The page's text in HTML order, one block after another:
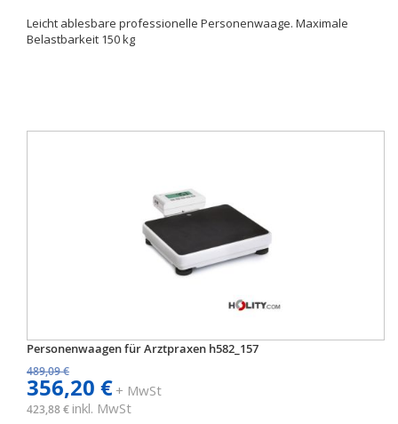
Leicht ablesbare professionelle Personenwaage. Maximale
Belastbarkeit 150 kg
Personenwaagen für Arztpraxen h582_157
489,09 €
356,20 €+ MwSt
423,88 € inkl. MwSt